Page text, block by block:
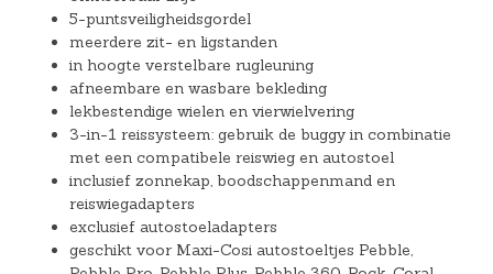
5-puntsveiligheidsgordel
meerdere zit- en ligstanden
in hoogte verstelbare rugleuning
afneembare en wasbare bekleding
lekbestendige wielen en vierwielvering
3-in-1 reissysteem: gebruik de buggy in combinatie
met een compatibele reiswieg en autostoel
inclusief zonnekap, boodschappenmand en
reiswiegadapters
exclusief autostoeladapters
geschikt voor Maxi-Cosi autostoeltjes Pebble,